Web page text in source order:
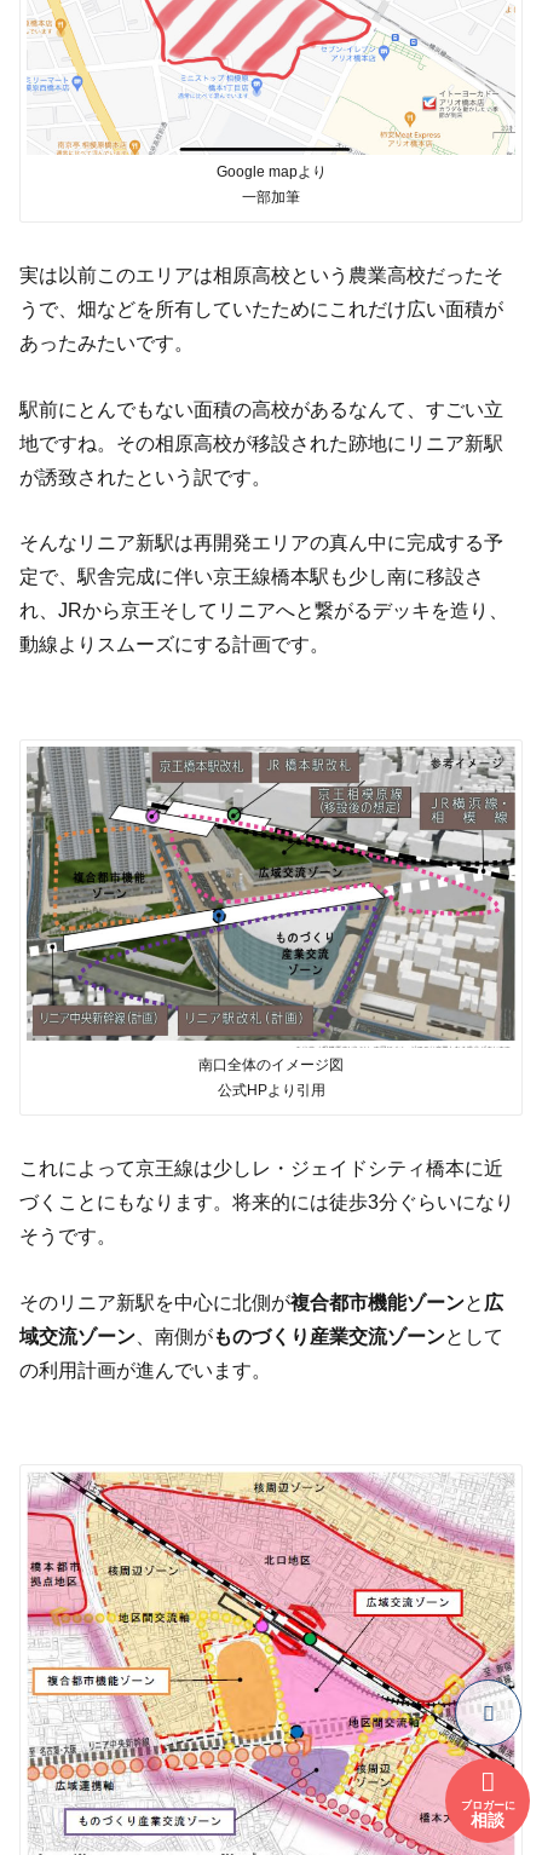
Google mapより
一部加筆
実は以前このエリアは相原高校という農業高校だったそ
うで、畑などを所有していたためにこれだけ広い面積が
あったみたいです。
駅前にとんでもない面積の高校があるなんて、すごい立
地ですね。その相原高校が移設された跡地にリニア新駅
が誘致されたという訳です。
そんなリニア新駅は再開発エリアの真ん中に完成する予
定で、駅舎完成に伴い京王線橋本駅も少し南に移設さ
れ、JRから京王そしてリニアへと繋がるデッキを造り、
動線よりスムーズにする計画です。
南口全体のイメージ図
公式HPより引用
これによって京王線は少しレ・ジェイドシティ橋本に近
づくことにもなります。将来的には徒歩3分ぐらいになり
そうです。
そのリニア新駅を中心に北側が複合都市機能ゾーンと 広
域交流ゾーン 、南側がものづくり産業交流ゾーンとして
の利用計画が進んでいます。
ブロガーに
相談